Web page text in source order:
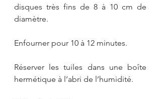
disques très fins de 8 à 10 cm de
diamètre.
Enfourner pour 10 à 12 minutes.
Réserver les tuiles dans une boîte
hermétique à l’abri de l’humidité.